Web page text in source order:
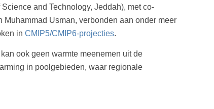
and Technology, Jeddah), met co-
Usman, verbonden aan onder meer
in CMIP5/CMIP6-projecties.
ook geen warmte meenemen uit de
in poolgebieden, waar regionale